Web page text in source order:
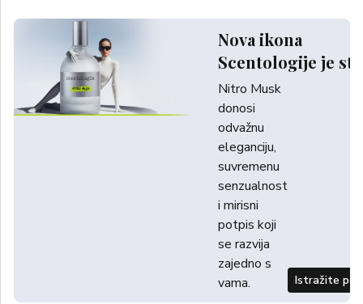
Nova ikona
Scentologije je
Nitro Musk
donosi
odvažnu
eleganciju,
suvremenu
senzualnost
i mirisni
potpis koji
se razvija
zajedno s
vama.
Istražite